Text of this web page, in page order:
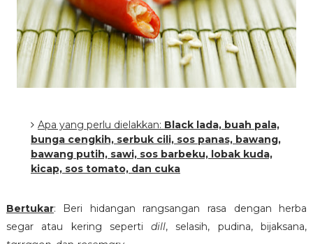
Apa yang perlu dielakkan: Black lada, buah pala,
bunga cengkih, serbuk cili, sos panas, bawang,
bawang putih, sawi, sos barbeku, lobak kuda,
kicap, sos tomato, dan cuka
Bertukar: Beri hidangan rangsangan rasa dengan herba
segar atau kering sepertidill, selasih, pudina, bijaksana,